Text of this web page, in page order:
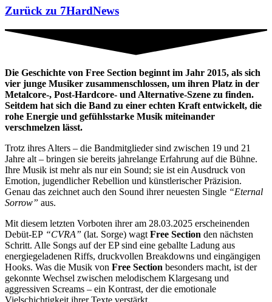
Zurück zu 7HardNews
Die Geschichte von Free Section beginnt im Jahr 2015, als sich
vier junge Musiker zusammenschlossen, um ihren Platz in der
Metalcore-, Post-Hardcore- und Alternative-Szene zu finden.
Seitdem hat sich die Band zu einer echten Kraft entwickelt, die
rohe Energie und gefühlsstarke Musik miteinander
verschmelzen lässt.
Trotz ihres Alters – die Bandmitglieder sind zwischen 19 und 21
Jahre alt – bringen sie bereits jahrelange Erfahrung auf die Bühne.
Ihre Musik ist mehr als nur ein Sound; sie ist ein Ausdruck von
Emotion, jugendlicher Rebellion und künstlerischer Präzision.
Genau das zeichnet auch den Sound ihrer neuesten Single “Eternal
Sorrow” aus.
Mit diesem letzten Vorboten ihrer am 28.03.2025 erscheinenden
Debüt-EP “CVRA” (lat. Sorge) wagt Free Section den nächsten
Schritt. Alle Songs auf der EP sind eine geballte Ladung aus
energiegeladenen Riffs, druckvollen Breakdowns und eingängigen
Hooks. Was die Musik von Free Section besonders macht, ist der
gekonnte Wechsel zwischen melodischem Klargesang und
aggressiven Screams – ein Kontrast, der die emotionale